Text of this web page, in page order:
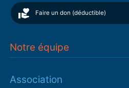
Faire un don (déductible)
Notre équipe
Association